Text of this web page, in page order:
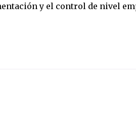
y el control de nivel